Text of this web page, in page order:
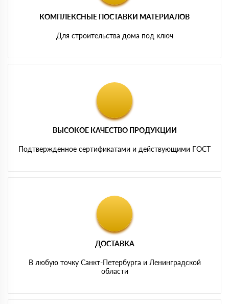
КОМПЛЕКСНЫЕ ПОСТАВКИ МАТЕРИАЛОВ
Для строительства дома под ключ
ВЫСОКОЕ КАЧЕСТВО ПРОДУКЦИИ
Подтвержденное сертификатами и действующими ГОСТ
ДОСТАВКА
В любую точку Санкт-Петербурга и Ленинградской
области